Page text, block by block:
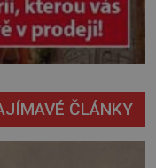
ČLÁNKY